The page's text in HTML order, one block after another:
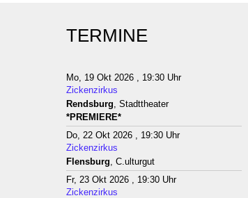
TERMINE
Mo, 19 Okt 2026 , 19:30 Uhr
Zickenzirkus
Rendsburg, Stadttheater
*PREMIERE*
Do, 22 Okt 2026 , 19:30 Uhr
Zickenzirkus
Flensburg, C.ulturgut
Fr, 23 Okt 2026 , 19:30 Uhr
Zickenzirkus